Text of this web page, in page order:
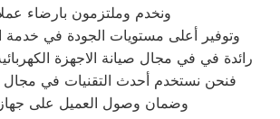
ونخدم وملتزمون بارضاء
وتوفير أعلى مستويات الجودة في خدمة
رائدة في في مجال صيانة الاجهزة
فنحن نستخدم أحدث التقنيات في مجال
وضمان وصول العميل على